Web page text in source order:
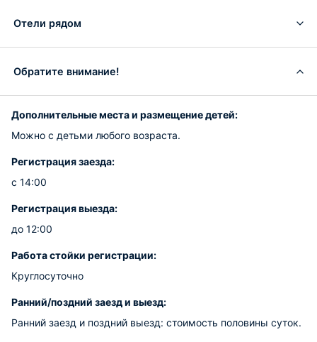
Отели рядом
Обратите внимание!
Дополнительные места и размещение детей:
Можно с детьми любого возраста.
Регистрация заезда:
с 14:00
Регистрация выезда:
до 12:00
Работа стойки регистрации:
Круглосуточно
Ранний/поздний заезд и выезд:
Ранний заезд и поздний выезд: стоимость половины суток.